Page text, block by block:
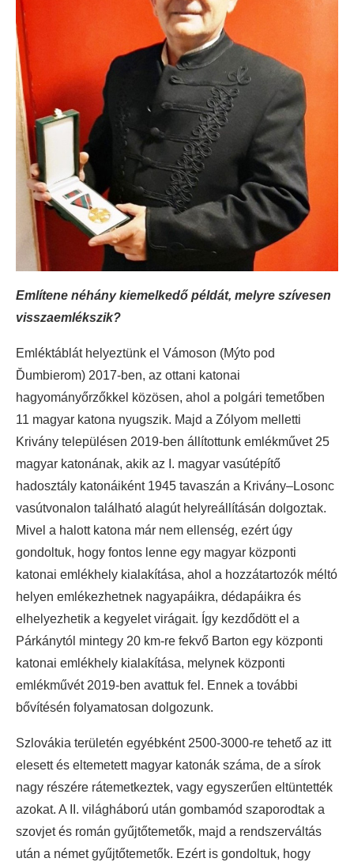
Említene néhány kiemelkedő példát, melyre szívesen
visszaemlékszik?
Emléktáblát helyeztünk el Vámoson (Mýto pod
Ďumbierom) 2017-ben, az ottani katonai
hagyományőrzőkkel közösen, ahol a polgári temetőben
11 magyar katona nyugszik. Majd a Zólyom melletti
Krivány településen 2019-ben állítottunk emlékművet 25
magyar katonának, akik az I. magyar vasútépítő
hadosztály katonáiként 1945 tavaszán a Krivány–Losonc
vasútvonalon található alagút helyreállításán dolgoztak.
Mivel a halott katona már nem ellenség, ezért úgy
gondoltuk, hogy fontos lenne egy magyar központi
katonai emlékhely kialakítása, ahol a hozzátartozók méltó
helyen emlékezhetnek nagyapáikra, dédapáikra és
elhelyezhetik a kegyelet virágait. Így kezdődött el a
Párkánytól mintegy 20 km-re fekvő Barton egy központi
katonai emlékhely kialakítása, melynek központi
emlékművét 2019-ben avattuk fel. Ennek a további
bővítésén folyamatosan dolgozunk.
Szlovákia területén egyébként 2500-3000-re tehető az itt
elesett és eltemetett magyar katonák száma, de a sírok
nagy részére rátemetkeztek, vagy egyszerűen eltüntették
azokat. A II. világháború után gombamód szaporodtak a
szovjet és román gyűjtőtemetők, majd a rendszerváltás
után a német gyűjtőtemetők. Ezért is gondoltuk, hogy